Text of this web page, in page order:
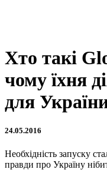
Хто такі
чому їхня
для
24.05.2016
Необхідність запуску
правди про Україну